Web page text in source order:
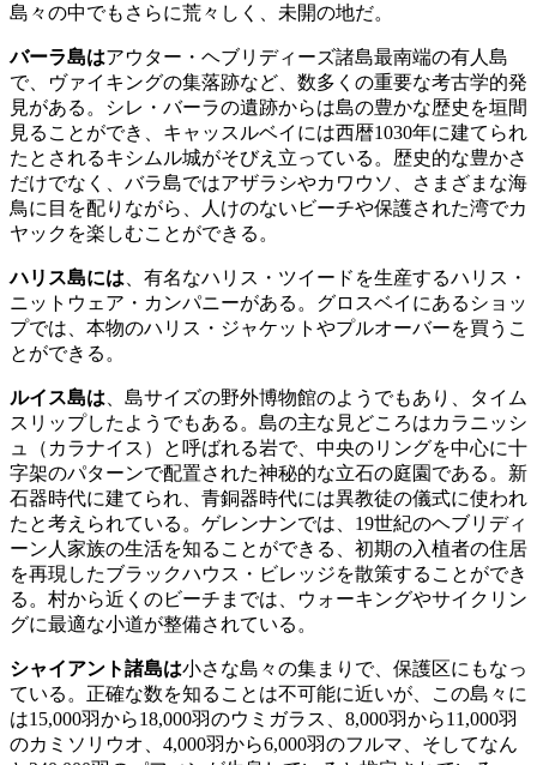
島々の中でもさらに荒々しく、未開の地だ。
バーラ島はアウター・ヘブリディーズ諸島最南端の有人島
で、ヴァイキングの集落跡など、数多くの重要な考古学的発
見がある。シレ・バーラの遺跡からは島の豊かな歴史を垣間
見ることができ、キャッスルベイには西暦1030年に建てられ
たとされるキシムル城がそびえ立っている。歴史的な豊かさ
だけでなく、バラ島ではアザラシやカワウソ、さまざまな海
鳥に目を配りながら、人けのないビーチや保護された湾でカ
ヤックを楽しむことができる。
ハリス島には 、有名なハリス・ツイードを生産するハリス・
ニットウェア・カンパニーがある。グロスベイにあるショッ
プでは、本物のハリス・ジャケットやプルオーバーを買うこ
とができる。
ルイス島は 、島サイズの野外博物館のようでもあり、タイム
スリップしたようでもある。島の主な見どころはカラニッシ
ュ（カラナイス）と呼ばれる岩で、中央のリングを中心に十
字架のパターンで配置された神秘的な立石の庭園である。新
石器時代に建てられ、青銅器時代には異教徒の儀式に使われ
たと考えられている。ゲレンナンでは、19世紀のヘブリディ
ーン人家族の生活を知ることができる、初期の入植者の住居
を再現したブラックハウス・ビレッジを散策することができ
る。村から近くのビーチまでは、ウォーキングやサイクリン
グに最適な小道が整備されている。
シャイアント諸島は小さな島々の集まりで、保護区にもなっ
ている。正確な数を知ることは不可能に近いが、この島々に
は15,000羽から18,000羽のウミガラス、8,000羽から11,000羽
のカミソリウオ、4,000羽から6,000羽のフルマ、そしてなん